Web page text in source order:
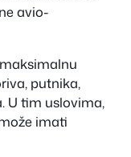
avio-
putnika,
U tim uslovima,
imati